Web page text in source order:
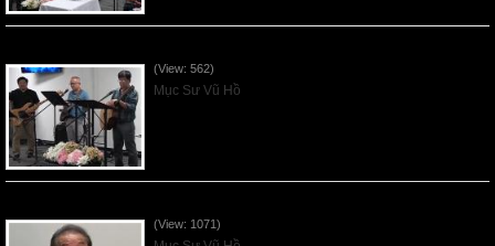
(View: 562)
Mục Sư Vũ Hồ
(View: 1071)